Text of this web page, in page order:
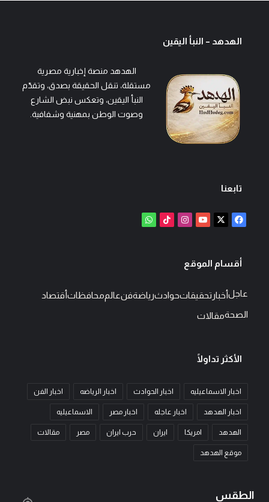
الهدهد – النبأ اليقين
الهدهد منصة إخبارية مصرية
مستقلة، تنقل الحقيقة بصدق، وتقدّم
النبأ اليقين، وتعكس نبض الشارع
وصوت الوطن بمهنية وشفافية.
تابعنا
فيسبوك ‫YouTubeانستقرام‫TikTok
أقسام الموقع
عاجلأخبار تحقيقاتحوادثرياضةفنعالممحافظاتأقتصاد
الصحةمقالات
الأكثر تداولًا
اخبار الاسماعيليه اخبار الحوادث اخبار الرياضه اخبار الفن
اخبار الهدهد اخبار عاجله اخبار مصر الاسماعيليه
الهدهد امريكا ايران حرب ايران مصر مقالات
موقع الهدهد
الطقس